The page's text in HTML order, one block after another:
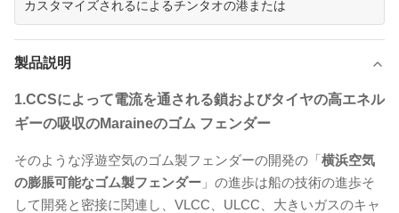
カスタマイズされるによるチンタオの港または
製品説明
1.CCSによって電流を通される鎖およびタイヤの高エネル
ギーの吸収のMaraineのゴム フェンダー
そのような浮遊空気のゴム製フェンダーの開発の「横浜空気
の膨脹可能なゴム製フェンダー 」の進歩は船の技術の進歩そ
して開発と密接に関連し、VLCC、ULCC、大きいガスのキャ